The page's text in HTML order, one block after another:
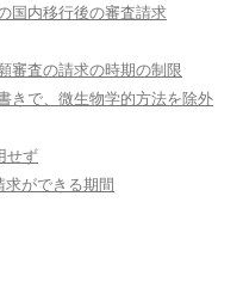
国内移行後の審査請求
審査の請求の時期の制限
きで、微生物学的方法を除外
せず
ができる期間